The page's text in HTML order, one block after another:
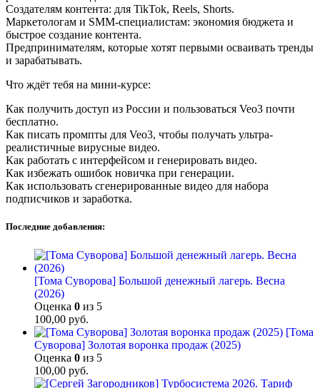
Создателям контента: для TikTok, Reels, Shorts.
Маркетологам и SMM-специалистам: экономия бюджета и
быстрое создание контента.
Предпринимателям, которые хотят первыми осваивать тренды
и зарабатывать.
Что ждёт тебя на мини-курсе:
Как получить доступ из России и пользоваться Veo3 почти
бесплатно.
Как писать промпты для Veo3, чтобы получать ультра-
реалистичные вирусные видео.
Как работать с интерфейсом и генерировать видео.
Как избежать ошибок новичка при генерации.
Как использовать сгенерированные видео для набора
подписчиков и заработка.
Последние добавления:
[Тома Суворова] Большой денежный лагерь. Весна
(2026)
Оценка 0 из 5
100,00 руб.
[Тома
Суворова] Золотая воронка продаж (2025)
Оценка 0 из 5
100,00 руб.